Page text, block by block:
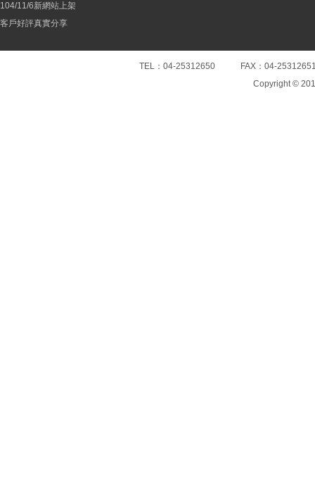
104/11/6新網站上架
客戶好評真實分享
TEL：04-25312650 FAX：04-25312651
Copyright ©